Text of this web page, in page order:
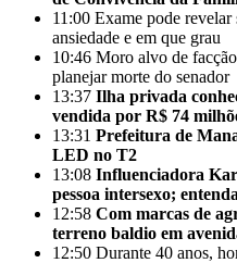
11:00 Exame pode revelar
ansiedade e em que grau
10:46 Moro alvo de
planejar morte do senador
13:37 Ilha privada
vendida por R$ 74
13:31 Prefeitura de
LED no T2
13:08 Influenciadora
pessoa intersexo; entenda
12:58 Com marcas de
terreno baldio em
12:50 Durante 40 anos,